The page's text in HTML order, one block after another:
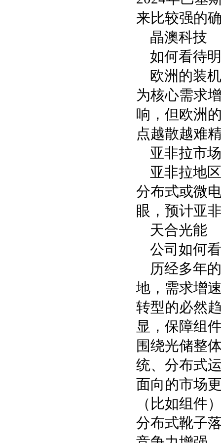
来比较强的
晶澳科技
如何看待
欧洲的装
为核心需求
响，但欧洲
点越散越难
亚非拉市
亚非拉地
分布式或微
眼，预计亚
天合光能
公司如何
历经多年
地，需求增
转型的必然
显，保障组
围绕光储整
统、分布式
面向的市场
（比如组件
分布式靴子